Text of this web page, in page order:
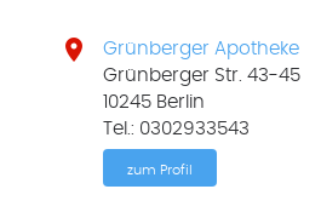

Grünberger Apotheke
Grünberger Str. 43-45
10245 Berlin
Tel.: 0302933543
zum Profil